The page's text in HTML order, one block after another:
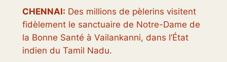
CHENNAI: Des millions de pèlerins visitent
fidèlement le sanctuaire de Notre-Dame de
la Bonne Santé à Vailankanni, dans l’État
indien du Tamil Nadu.